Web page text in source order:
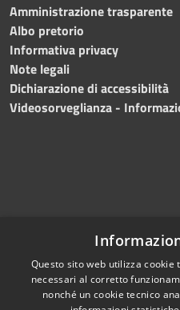
Amministrazione trasparente
Albo pretorio
Informativa privacy
Note legali
Dichiarazione di accessibilità
Videosorveglianza -
Questo sito web utilizza
necessari al corretto
nonché un cookie tecnico